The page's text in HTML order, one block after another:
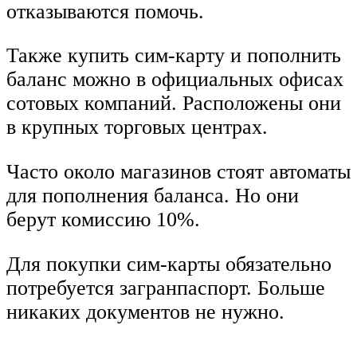
отказываются помочь.
Также купить сим-карту и пополнить
баланс можно в официальных офисах
сотовых компаний. Расположены они
в крупных торговых центрах.
Часто около магазинов стоят автоматы
для пополнения баланса. Но они
берут комиссию 10%.
Для покупки сим-карты обязательно
потребуется загранпаспорт. Больше
никаких документов не нужно.